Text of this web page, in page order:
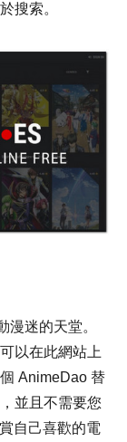
搜索。
迷的天堂。
以在此網站上
AnimeDao 替
並且不需要您
自己喜歡的電